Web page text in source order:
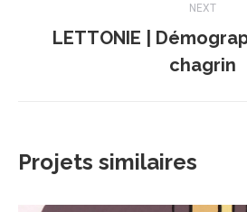
NEXT
Projets
LETTONIE |
chagrin
Projets similaires